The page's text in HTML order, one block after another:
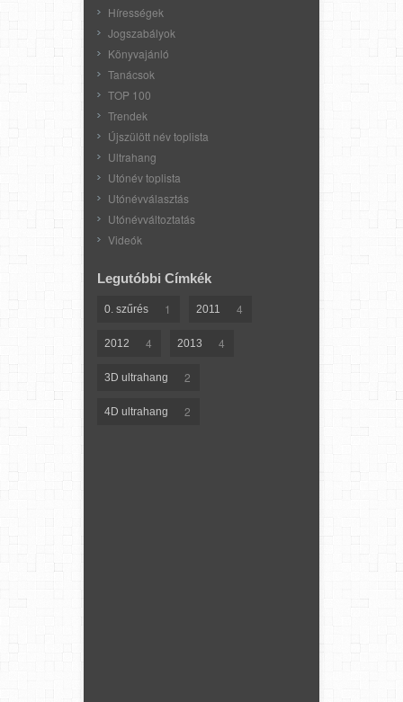
Hírességek
Jogszabályok
Könyvajánló
Tanácsok
TOP 100
Trendek
Újszülött név toplista
Ultrahang
Utónév toplista
Utónévválasztás
Utónévváltoztatás
Videók
Legutóbbi Címkék
0. szűrés 1 2011 4
2012 4 2013 4
3D ultrahang 2
4D ultrahang 2